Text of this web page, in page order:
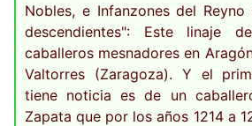
Nobles, e Infanzones del
descendientes": Este linaje
caballeros mesnadores en
Valtorres (Zaragoza). Y el
tiene noticia es de un
Zapata que por los años 1214 a